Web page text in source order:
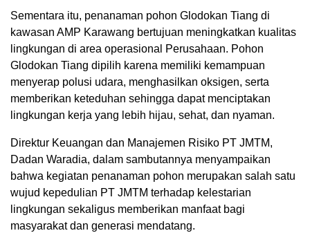
Sementara itu, penanaman pohon Glodokan Tiang di
kawasan AMP Karawang bertujuan meningkatkan kualitas
lingkungan di area operasional Perusahaan. Pohon
Glodokan Tiang dipilih karena memiliki kemampuan
menyerap polusi udara, menghasilkan oksigen, serta
memberikan keteduhan sehingga dapat menciptakan
lingkungan kerja yang lebih hijau, sehat, dan nyaman.
Direktur Keuangan dan Manajemen Risiko PT JMTM,
Dadan Waradia, dalam sambutannya menyampaikan
bahwa kegiatan penanaman pohon merupakan salah satu
wujud kepedulian PT JMTM terhadap kelestarian
lingkungan sekaligus memberikan manfaat bagi
masyarakat dan generasi mendatang.